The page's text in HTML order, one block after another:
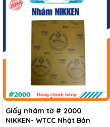
Giấy nhám tờ # 2000
NIKKEN- WTCC Nhật Bản